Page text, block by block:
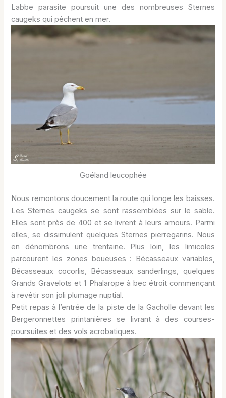
Labbe parasite poursuit une des nombreuses Sternes
caugeks qui pêchent en mer.
Goéland leucophée
Nous remontons doucement la route qui longe les baisses.
Les Sternes caugeks se sont rassemblées sur le sable.
Elles sont près de 400 et se livrent à leurs amours. Parmi
elles, se dissimulent quelques Sternes pierregarins. Nous
en dénombrons une trentaine. Plus loin, les limicoles
parcourent les zones boueuses : Bécasseaux variables,
Bécasseaux cocorlis, Bécasseaux sanderlings, quelques
Grands Gravelots et 1 Phalarope à bec étroit commençant
à revêtir son joli plumage nuptial.
Petit repas à l’entrée de la piste de la Gacholle devant les
Bergeronnettes printanières se livrant à des courses-
poursuites et des vols acrobatiques.